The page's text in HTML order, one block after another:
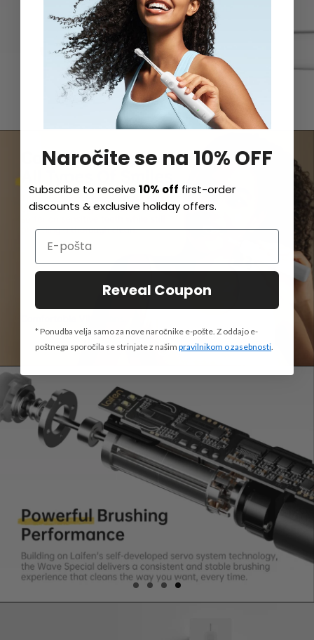
Naročite se na 10% OFF
Subscribe to receive10% off first-order
discounts & exclusive holiday offers.
Reveal Coupon
* Ponudba velja samo za nove naročnike e-pošte. Z oddajo e-
poštnega sporočila se strinjate z našimpravilnikom o zasebnosti